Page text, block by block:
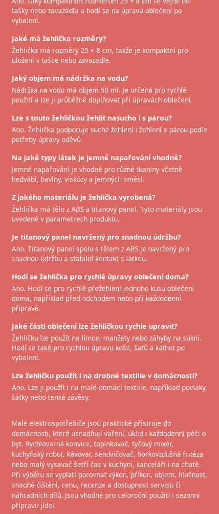
tašky nebo zavazadla a hodí se na úpravu oblečení po
vybalení.
Jaké má žehlička rozměry?
Žehlička má rozměry 25 × 8 cm, takže je kompaktní pro
uložení v tašce nebo zavazadle.
Jaký objem má nádržka na vodu?
Nádržka na vodu má objem 50 ml. Je určená pro rychlé
použití a lze ji průběžně doplňovat při úpravách oblečení.
Lze s touto žehličkou žehlit nasucho i s párou?
Ano. Žehlička podporuje suché žehlení i žehlení s párou podle
potřeby úpravy oděvů.
Na jaké typy látek je jemné napařování vhodné?
Jemné napařování je vhodné pro různé tkaniny včetně
hedvábí, bavlny, viskózy a jemných směsí.
Z jakého materiálu je žehlička vyrobená?
Žehlička má tělo z ABS a titanový panel. Tyto materiály jsou
uvedené v parametrech produktu.
Je titanový panel navržený pro snadnou údržbu?
Ano. Titanový panel spolu s tělem z ABS je navržený pro
snadnou údržbu a stabilní kontakt s látkou.
Hodí se žehlička pro rychlé úpravy oblečení doma?
Ano. Hodí se pro rychlé přežehlení jednoho kusu oblečení
doma, například před odchodem nebo při každodenní
přípravě.
Jaké části oblečení lze žehličkou rychle upravit?
Žehličku lze použít na límce, manžety nebo záhyby na sukni.
Hodí se také pro rychlou úpravu košil, šatů a kalhot po
vybalení.
Lze žehličku použít i na drobné textilie v domácnosti?
Ano. Lze ji použít i na malé domácí textilie, například povlaky,
šátky nebo tenké závěsy.
Malé elektrospotřebiče jsou praktické přístroje do
domácnosti, které usnadňují vaření, úklid i každodenní péči o
byt. Rychlovarná konvice, topinkovač, tyčový mixér,
kuchyňský robot, kávovar, sendvičovač, horkovzdušná fritéza
nebo malý vysavač šetří čas v kuchyni, kanceláři i na chatě.
Při výběru se vyplatí porovnat výkon, příkon, objem, hlučnost,
snadné čištění, cenu, recenze a dostupnost servisu či
náhradních dílů. Jsou vhodné pro celoroční použití i sezonní
přípravu jídel.